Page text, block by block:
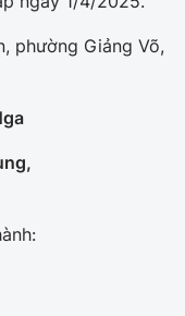
phường Giảng Võ,